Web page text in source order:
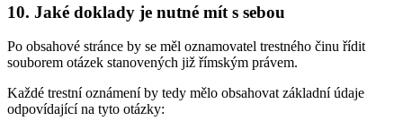
10. Jaké doklady je nutné mít s sebou
Po obsahové stránce by se měl oznamovatel trestného činu řídit
souborem otázek stanovených již římským právem.
Každé trestní oznámení by tedy mělo obsahovat základní údaje
odpovídající na tyto otázky: